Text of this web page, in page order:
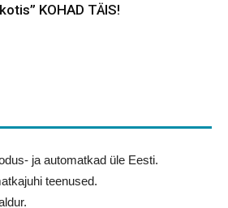
KOHAD TÄIS!
ja automatkad üle Eesti.
teenused.